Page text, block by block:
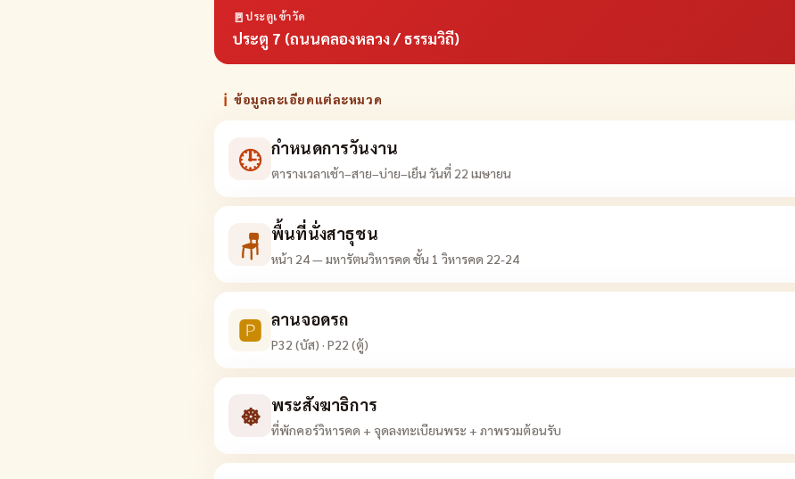
🚪ประตูเข้าวัด
ประตู 7 (ถนนคลองหลวง / ธรรมวิถี)
ℹ ข้อมูลละเอียดแต่ละหมวด
🕒 กำหนดการวันงาน
ตารางเวลาเช้า–สาย–บ่าย–เย็น วันที่ 22 เมษายน
🪑 พื้นที่นั่งสาธุชน
หน้า 24 — มหารัตนวิหารคด ชั้น 1 วิหารคด 22-24
🅿 ลานจอดรถ
P32 (บัส) · P22 (ตู้)
☸ พระสังฆาธิการ
ที่พักคอร์วิหารคด + จุดลงทะเบียนพระ + ภาพรวมต้อนรับ